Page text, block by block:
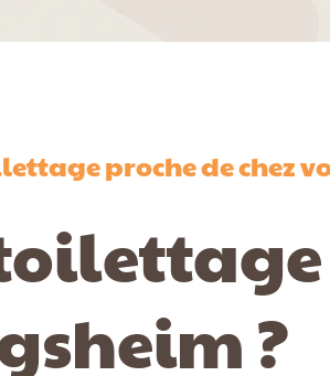
proche de chez
?